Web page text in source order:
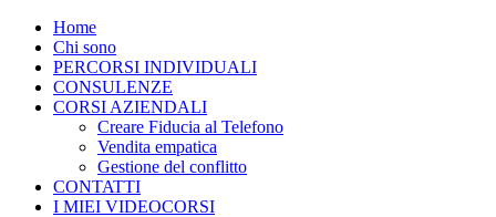
Home
Chi sono
PERCORSI INDIVIDUALI
CONSULENZE
CORSI AZIENDALI
Creare Fiducia al Telefono
Vendita empatica
Gestione del conflitto
CONTATTI
I MIEI VIDEOCORSI